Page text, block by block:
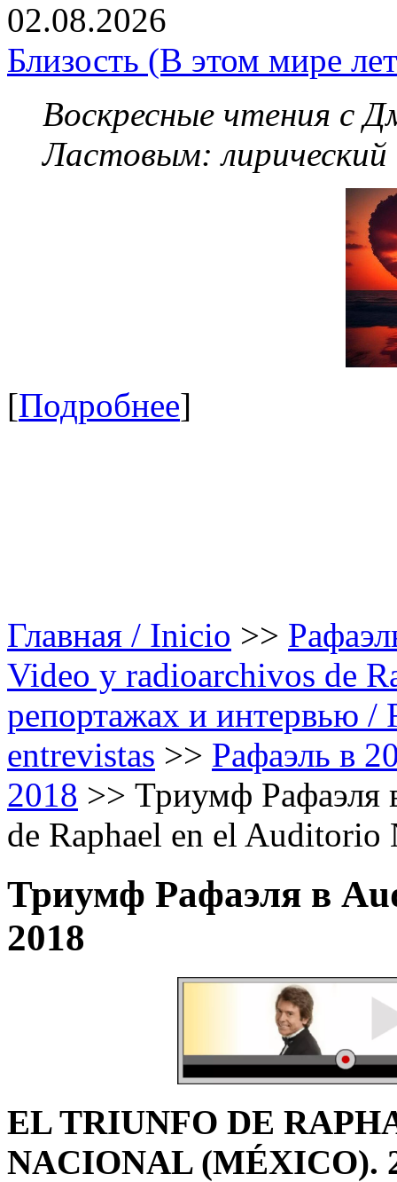
02.08.2026
Близость (В этом мире
Воскресные чтения с
Ластовым:
[Подробнее]
Главная / Inicio >>
Video y radioarchivos de
репортажах и интервью /
entrevistas >> Рафаэль в
2018 >> Триумф Рафаэля
de Raphael en el
Триумф Рафаэля в
2018
EL TRIUNFO DE
NACIONAL (MÉXICO).